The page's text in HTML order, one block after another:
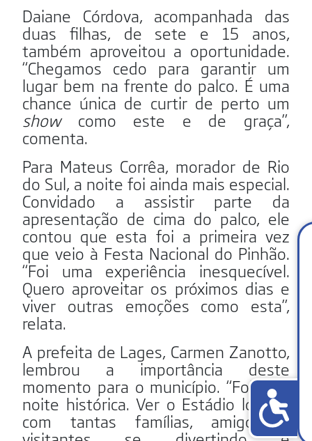
Daiane Córdova, acompanhada das
duas filhas, de sete e 15 anos,
também aproveitou a oportunidade.
“Chegamos cedo para garantir um
lugar bem na frente do palco. É uma
chance única de curtir de perto um
showcomo este e de graça”,
comenta.
Para Mateus Corrêa, morador de Rio
do Sul, a noite foi ainda mais especial.
Convidado a assistir parte da
apresentação de cima do palco, ele
contou que esta foi a primeira vez
que veio à Festa Nacional do Pinhão.
“Foi uma experiência inesquecível.
Quero aproveitar os próximos dias e
viver outras emoções como esta”,
relata.
A prefeita de Lages, Carmen Zanotto,
lembrou a importância deste
momento para o município. “Foi uma
noite histórica. Ver o Estádio lotado,
com tantas famílias, amigos e